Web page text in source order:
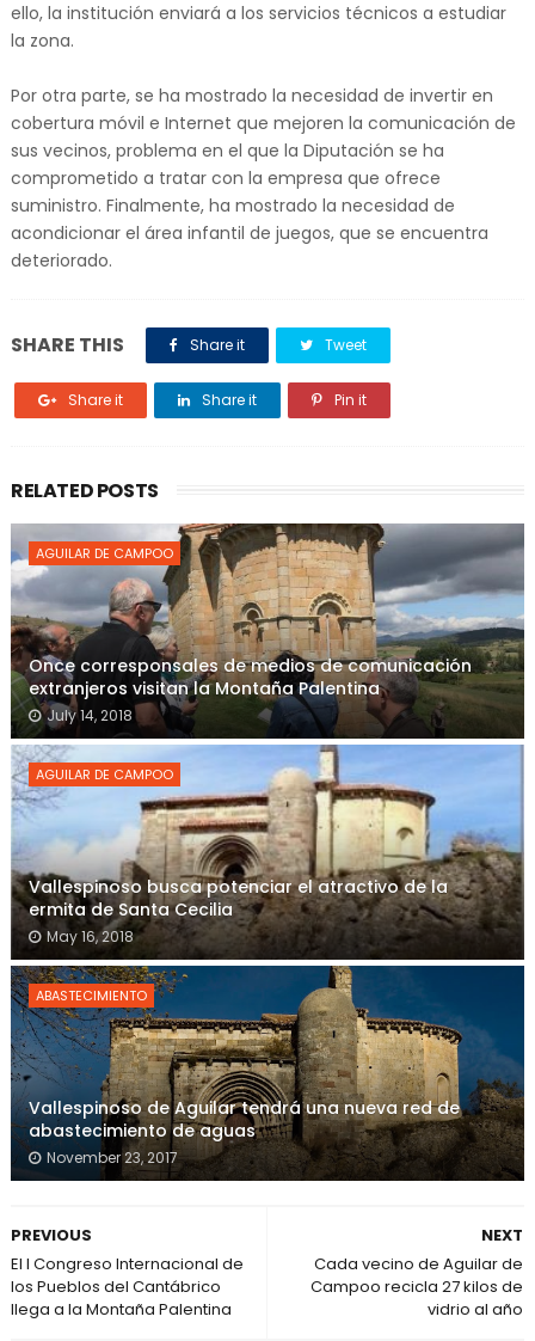
ello, la institución enviará a los servicios técnicos a estudiar
la zona.
Por otra parte, se ha mostrado la necesidad de invertir en
cobertura móvil e Internet que mejoren la comunicación de
sus vecinos, problema en el que la Diputación se ha
comprometido a tratar con la empresa que ofrece
suministro. Finalmente, ha mostrado la necesidad de
acondicionar el área infantil de juegos, que se encuentra
deteriorado.
SHARE THIS Share it Tweet
Share it Share it Pin it
RELATED POSTS
AGUILAR DE CAMPOO
Once corresponsales de medios de comunicación
extranjeros visitan la Montaña Palentina
July 14, 2018
AGUILAR DE CAMPOO
Vallespinoso busca potenciar el atractivo de la
ermita de Santa Cecilia
May 16, 2018
ABASTECIMIENTO
Vallespinoso de Aguilar tendrá una nueva red de
abastecimiento de aguas
November 23, 2017
NEXT
Cada vecino de Aguilar de
Campoo recicla 27 kilos de
vidrio al año
PREVIOUS
El I Congreso Internacional de
los Pueblos del Cantábrico
llega a la Montaña Palentina